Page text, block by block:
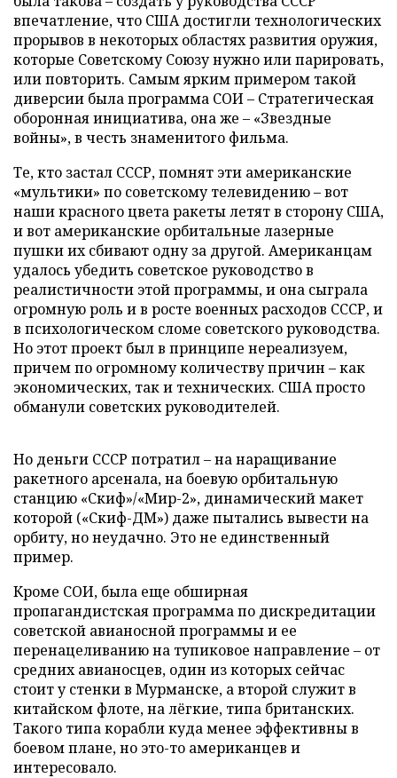
впечатление, что США достигли технологических
прорывов в некоторых областях развития оружия,
которые Советскому Союзу нужно или парировать,
или повторить. Самым ярким примером такой
диверсии была программа СОИ – Стратегическая
оборонная инициатива, она же – «Звездные
войны», в честь знаменитого фильма.
Те, кто застал СССР, помнят эти американские
«мультики» по советскому телевидению – вот
наши красного цвета ракеты летят в сторону США,
и вот американские орбитальные лазерные
пушки их сбивают одну за другой. Американцам
удалось убедить советское руководство в
реалистичности этой программы, и она сыграла
огромную роль и в росте военных расходов СССР, и
в психологическом сломе советского руководства.
Но этот проект был в принципе нереализуем,
причем по огромному количеству причин – как
экономических, так и технических. США просто
обманули советских руководителей.
Но деньги СССР потратил – на наращивание
ракетного арсенала, на боевую орбитальную
станцию «Скиф»/«Мир-2», динамический макет
которой («Скиф-ДМ») даже пытались вывести на
орбиту, но неудачно. Это не единственный
пример.
Кроме СОИ, была еще обширная
пропагандистская программа по дискредитации
советской авианосной программы и ее
перенацеливанию на тупиковое направление – от
средних авианосцев, один из которых сейчас
стоит у стенки в Мурманске, а второй служит в
китайском флоте, на лёгкие, типа британских.
Такого типа корабли куда менее эффективны в
боевом плане, но это-то американцев и
интересовало.